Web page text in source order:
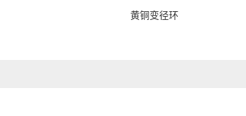
黄铜变径环